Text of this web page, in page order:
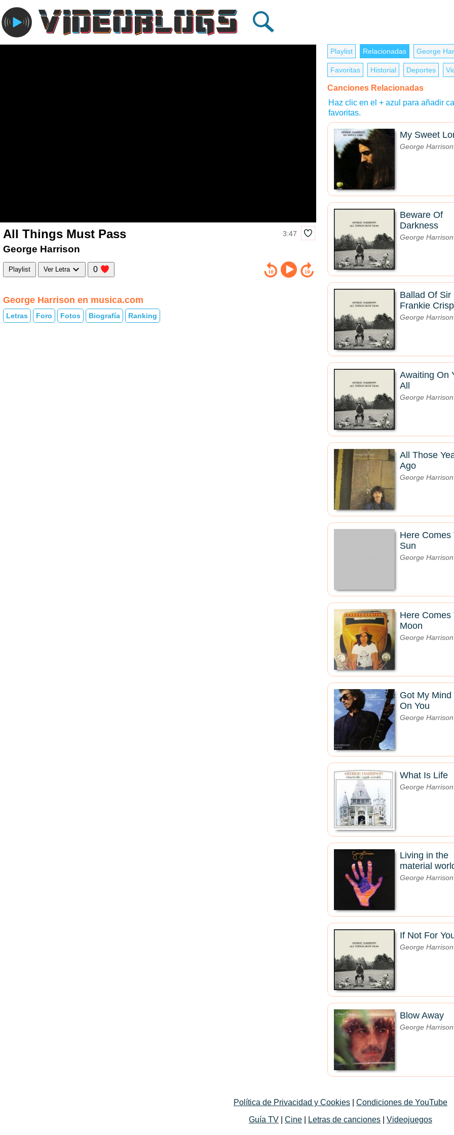
All Things Must Pass 3:47
George Harrison
Playlist Ver Letra 0
George Harrison en musica.com
Letras Foro Fotos Biografía Ranking
Playlist Relacionadas George
Favoritas Historial Deportes
Canciones Relacionadas
Haz clic en el + azul para añadir
favoritas.
My Sweet
George Harrison
Beware Of
Darkness
George Harrison
Ballad Of Sir
Frankie Crisp
George Harrison
Awaiting On
All
George Harrison
All Those
Ago
George Harrison
Here Comes
Sun
George Harrison
Here Comes
Moon
George Harrison
Got My Mind
On You
George Harrison
What Is Life
George Harrison
Living in the
material
George Harrison
If Not For
George Harrison
Blow Away
George Harrison
Política de Privacidad y Cookies
Condiciones de YouTube
Guía TV
Cine Letras de canciones Videojuegos